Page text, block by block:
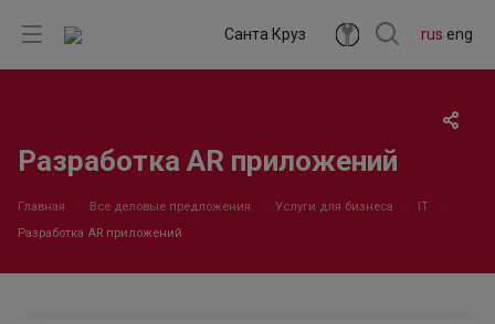
rus eng
Санта Круз
Разработка AR приложений
Главная Все деловые предложения Услуги для бизнеса
IT
Разработка AR приложений